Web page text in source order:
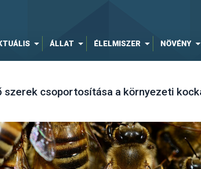
ÁLLAT ÉLELMISZER NÖVÉNY
szerek csoportosítása a környezeti